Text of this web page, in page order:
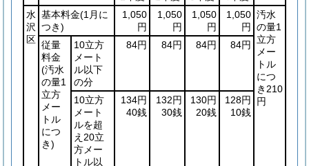
水
沢
区
基本料金(1月に
つき)
1,050
円
1,050
円
1,050
円
1,050
円
汚水
の量1
立方
メー
トル
につ
き210
円
従量
料金
(汚水
の量1
立方
メー
トル
につ
き)
10立方
メート
ル以下
の分
84円 84円 84円 84円
10立方
メート
ルを超
え20立
方メー
トル以
134円
40銭
132円
30銭
130円
20銭
128円
10銭